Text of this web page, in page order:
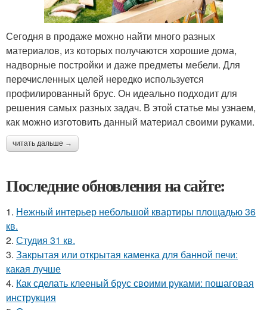
Сегодня в продаже можно найти много разных
материалов, из которых получаются хорошие дома,
надворные постройки и даже предметы мебели. Для
перечисленных целей нередко используется
профилированный брус. Он идеально подходит для
решения самых разных задач. В этой статье мы узнаем,
как можно изготовить данный материал своими руками.
читать дальше →
Последние обновления на сайте:
1. Нежный интерьер небольшой квартиры площадью 36
кв.
2. Студия 31 кв.
3. Закрытая или открытая каменка для банной печи:
какая лучше
4. Как сделать клееный брус своими руками: пошаговая
инструкция